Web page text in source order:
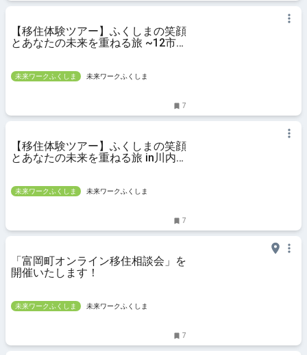
【移住体験ツアー】ふくしまの笑顔
とあなたの未来を重ねる旅 ~12市
未来ワークふくしま 未来ワークふくしま
7
【移住体験ツアー】ふくしまの笑顔
とあなたの未来を重ねる旅 in川内
未来ワークふくしま 未来ワークふくしま
7
「富岡町オンライン移住相談会」を
開催いたします！
未来ワークふくしま 未来ワークふくしま
7